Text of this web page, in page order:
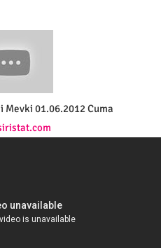
Mevki 01.06.2012 Cuma